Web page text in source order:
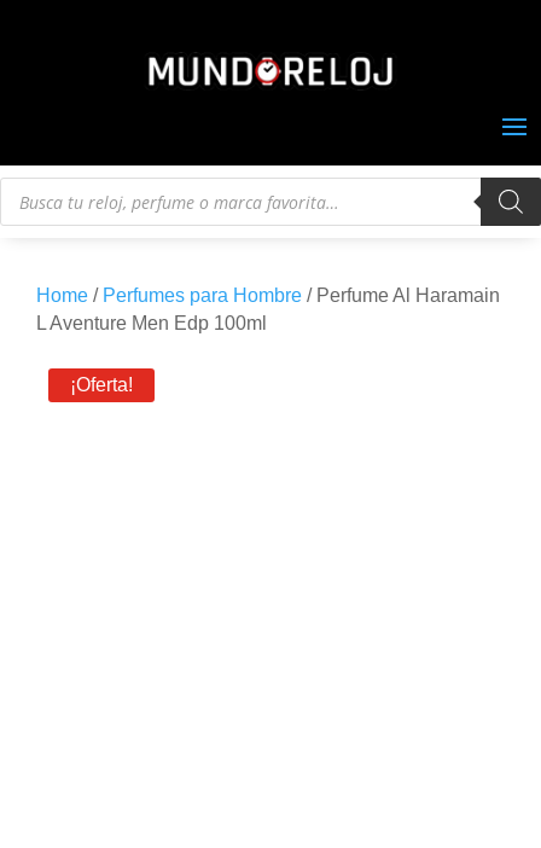
Búsqueda
Home / Perfumes para Hombre / Perfume Al Haramain
L Aventure Men Edp 100ml
¡Oferta!